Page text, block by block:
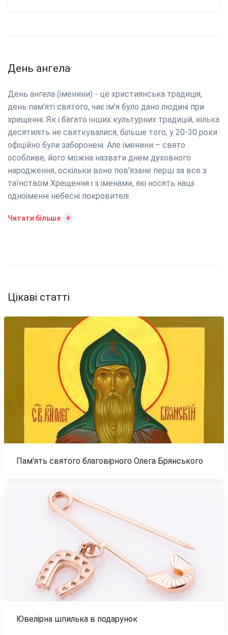
День ангела
День ангела (іменини) - це християнська традиція,
день пам'яті святого, чиє ім'я було дано людині при
хрещенні. Як і багато інших культурних традицій, кілька
десятиліть не святкувалися, більше того, у 20-30 роки
офіційно були заборонені. Але іменини – свято
особливе, його можна назвати днем духовного
народження, оскільки воно пов'язане перш за все з
таїнством Хрещення і з іменами, які носять наші
одноіменні небесні покровителі.
Читати більше +
Цікаві статті
Пам'ять святого благовірного Олега Брянського
Ювелірна шпилька в подарунок